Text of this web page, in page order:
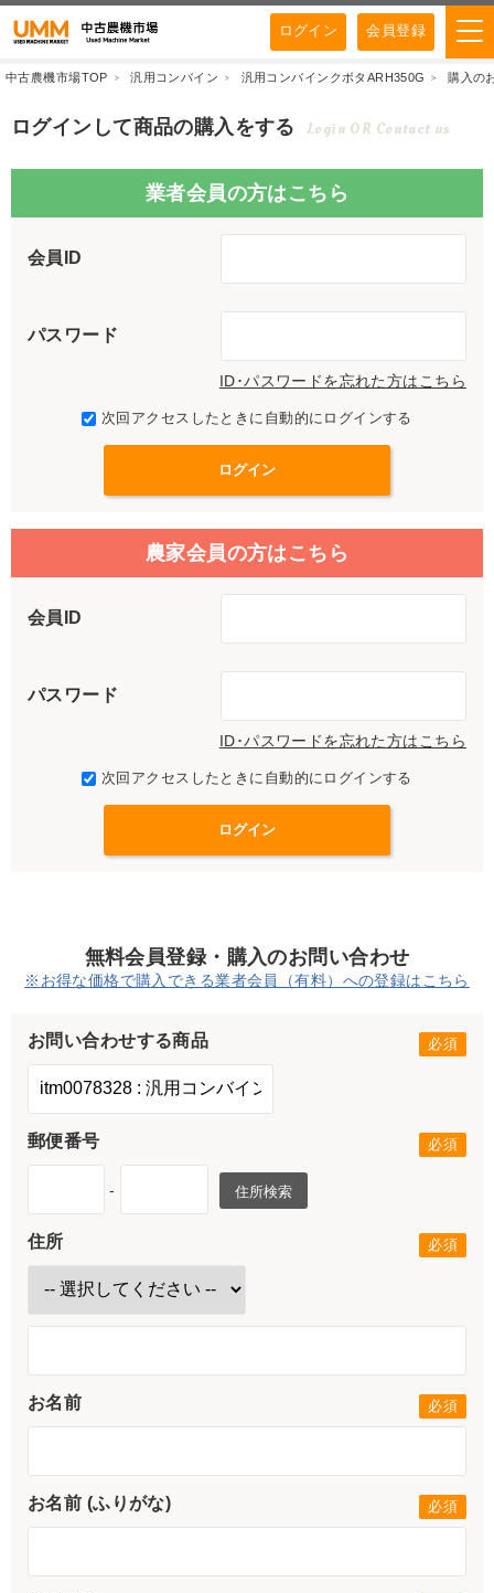
ログイン 会員登録
中古農機市場TOP 汎用コンバイン 汎用コンバインクボタARH350G 購入の
ログインして商品の購入をする Login OR Contact us
業者会員の方はこちら
会員ID
パスワード
ID･パスワードを忘れた方はこちら
次回アクセスしたときに自動的にログインする
農家会員の方はこちら
会員ID
パスワード
ID･パスワードを忘れた方はこちら
次回アクセスしたときに自動的にログインする
無料会員登録・購入のお問い合わせ
※お得な価格で購入できる業者会員（有料）への登録はこちら
お問い合わせする商品
郵便番号
- 住所検索
住所
お名前
お名前 (ふりがな)